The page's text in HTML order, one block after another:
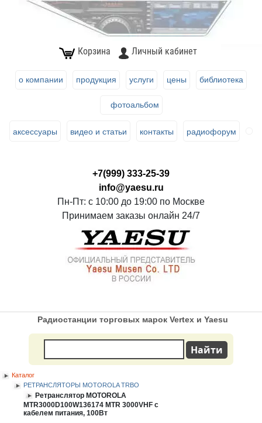
Корзина Личный кабинет
о компании продукция услуги цены библиотека
фотоальбом
аксессуары видео и статьи контакты радиофорум
+7(999) 333-25-39
info@yaesu.ru
Пн-Пт: с 10:00 до 19:00 по Москве
Принимаем заказы онлайн 24/7
Радиостанции торговых марок Vertex и Yaesu
Каталог
РЕТРАНСЛЯТОРЫ MOTOROLA TRBO
Ретранслятор MOTOROLA
MTR3000D100W136174 MTR 3000VHF с
кабелем питания, 100Вт